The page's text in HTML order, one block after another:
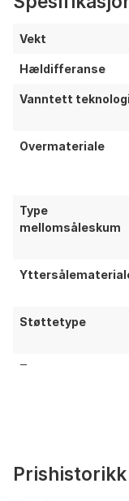
Vekt
Hældifferanse
Vanntett teknologi
Overmateriale
Type
mellomsåleskum
Støttetype
Terreng
Prishistorikk